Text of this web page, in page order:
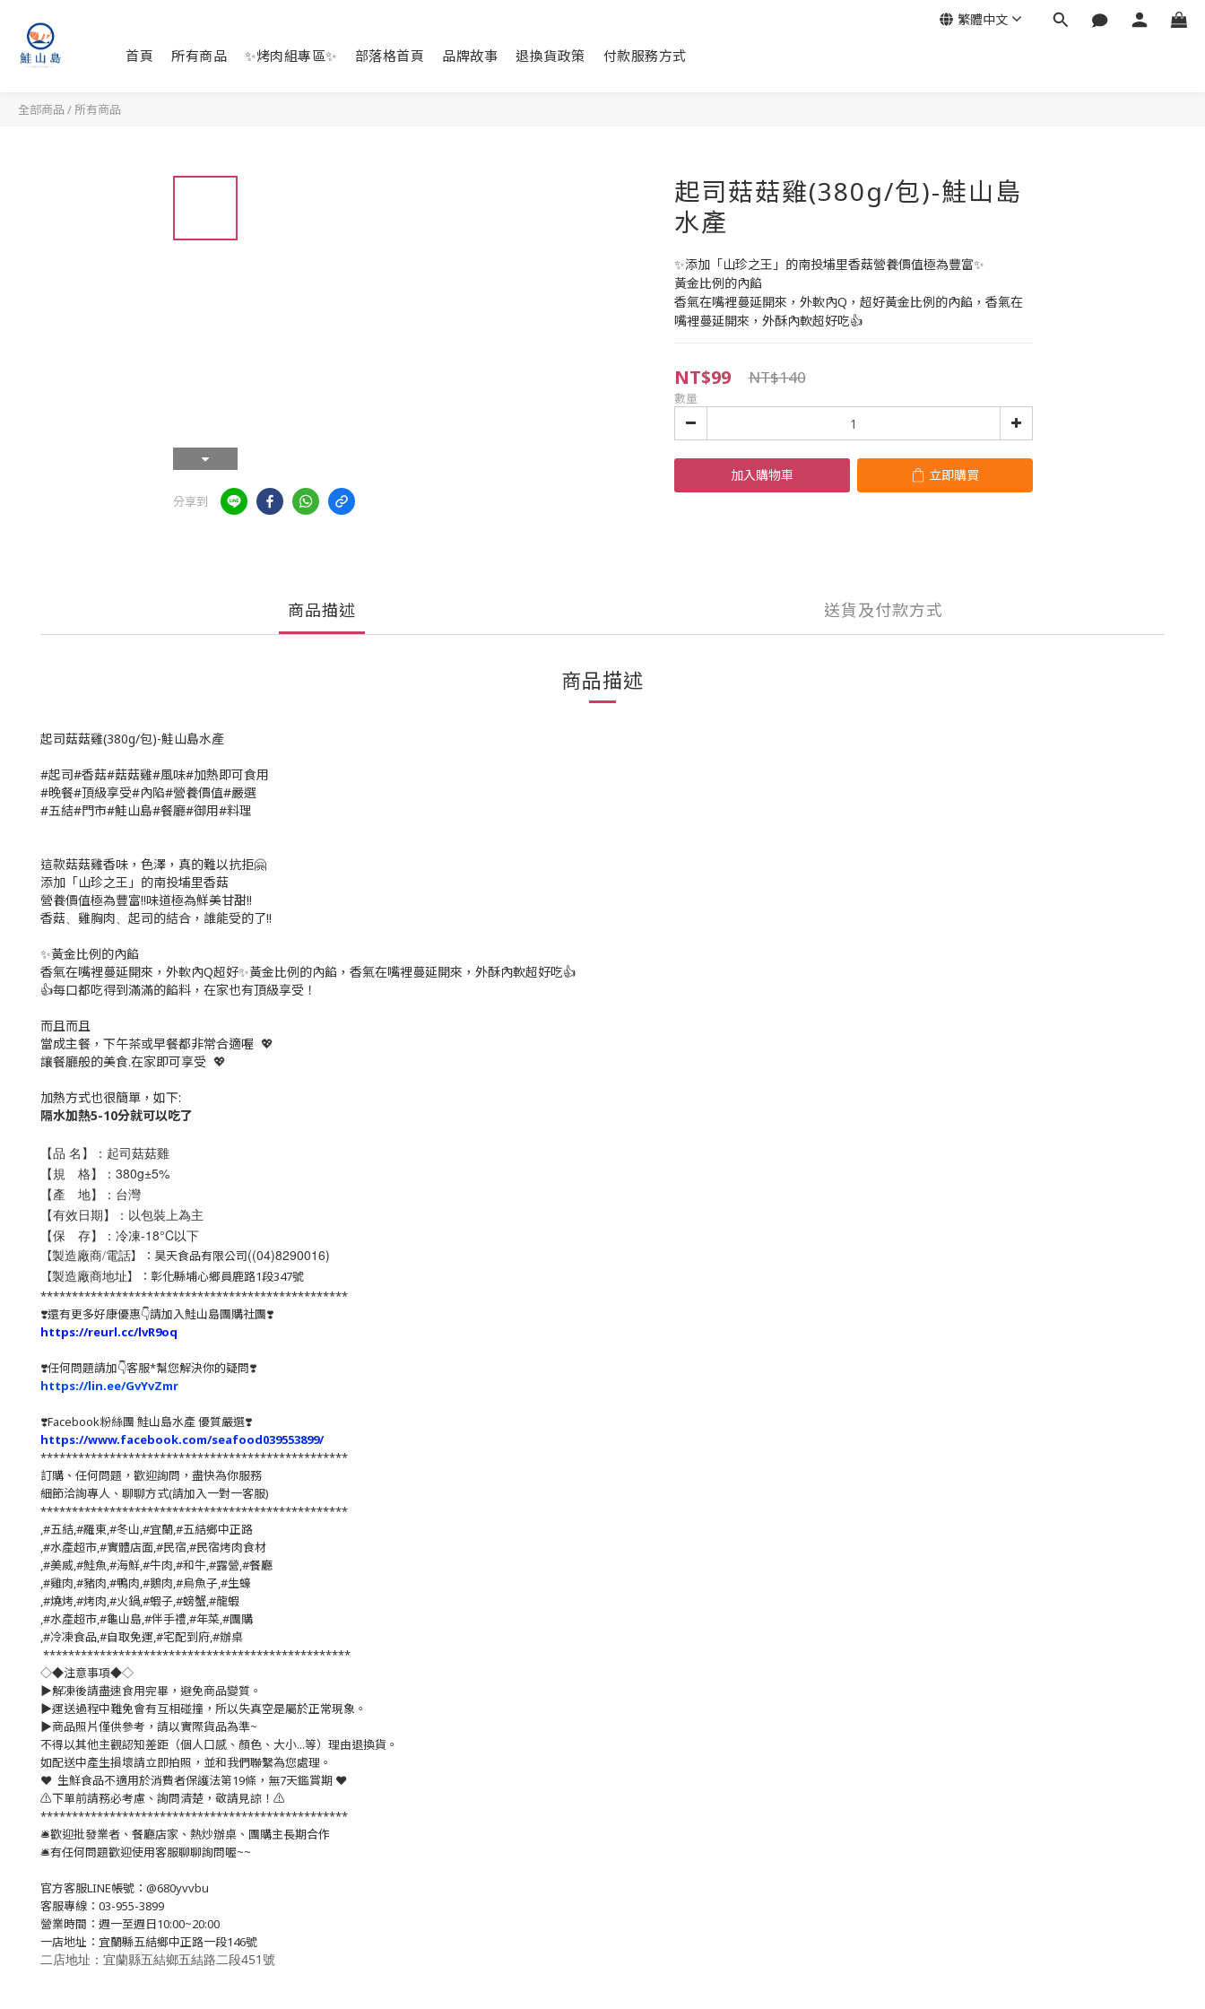
首頁 所有商品 ✨烤肉組專區✨ 部落格首頁 品牌故事 退換貨政策 付款服務方式
繁體中文
全部商品 / 所有商品
分享到
起司菇菇雞(380g/包)-鮭山島
水產
✨添加「山珍之王」的南投埔里香菇營養價值極為豐富✨
黃金比例的內餡
香氣在嘴裡蔓延開來，外軟內Q，超好黃金比例的內餡，香氣在
嘴裡蔓延開來，外酥內軟超好吃👍
NT$99 NT$140
數量
加入購物車 立即購買
商品描述 送貨及付款方式
商品描述
起司菇菇雞(380g/包)-鮭山島水產
#起司#香菇#菇菇雞#風味#加熱即可食用
#晚餐#頂級享受#內陷#營養價值#嚴選
#五結#門市#鮭山島#餐廳#御用#料理
這款菇菇雞香味，色澤，真的難以抗拒🤗
添加「山珍之王」的南投埔里香菇
營養價值極為豐富!!味道極為鮮美甘甜!!
香菇
雞胸肉 起司的結合，誰能受的了!!
✨黃金比例的內餡
香氣在嘴裡蔓延開來，外軟內Q超好✨黃金比例的內餡，香氣在嘴裡蔓延開來，外酥內軟超好吃👍
👍每口都吃得到滿滿的餡料，在家也有頂級享受！
而且而且
當成主餐，下午茶或早餐都非常合適喔 💖
讓餐廳般的美食.在家即可享受 💖
加熱方式也很簡單，如下:
隔水加熱5-10分就可以吃了
【品 名】：起司菇菇雞
【規 格】：380g±5%
【產 地】：台灣
【有效日期】：以包裝上為主
【保 存】：冷凍-18°C以下
【製造廠商/電話】：昊天食品有限公司((04)8290016)
【製造廠商地址】：彰化縣埔心鄉員鹿路1段347號
*************************************************
❣️還有更多好康優惠👇請加入鮭山島團購社團❣️
https://reurl.cc/lvR9oq
❣️任何問題請加👇客服*幫您解決你的疑問❣️
https://lin.ee/GvYvZmr
❣️Facebook粉絲團 鮭山島水產 優質嚴選❣️
https://www.facebook.com/seafood039553899/
*************************************************
訂購、任何問題，歡迎詢問，盡快為你服務
細節洽詢專人、聊聊方式(請加入一對一客服)
*************************************************
,#五結,#羅東,#冬山,#宜蘭,#五結鄉中正路
,#水產超市,#實體店面,#民宿,#民宿烤肉食材
,#美威,#鮭魚,#海鮮,#牛肉,#和牛,#露營,#餐廳
,#雞肉,#豬肉,#鴨肉,#鵝肉,#烏魚子,#生蠔
,#燒烤,#烤肉,#火鍋,#蝦子,#螃蟹,#龍蝦
,#水產超市,#龜山島,#伴手禮,#年菜,#團購
,#冷凍食品,#自取免運,#宅配到府,#辦桌
*************************************************
◇◆注意事項◆◇
▶️解凍後請盡速食用完畢，避免商品變質。
▶️運送過程中難免會有互相碰撞，所以失真空是屬於正常現象。
▶️商品照片僅供參考，請以實際貨品為準~
不得以其他主觀認知差距（個人口感、顏色、大小...等）理由退換貨。
如配送中產生損壞請立即拍照，並和我們聯繫為您處理。
❤️ 生鮮食品不適用於消費者保護法第19條，無7天鑑賞期 ❤️
⚠️下單前請務必考慮、詢問清楚，敬請見諒！⚠️
*************************************************
🛎歡迎批發業者、餐廳店家、熱炒辦桌、團購主長期合作
🛎有任何問題歡迎使用客服聊聊詢問喔~~
官方客服LINE帳號：@680yvvbu
客服專線：03-955-3899
營業時間：週一至週日10:00~20:00
一店地址：宜蘭縣五結鄉中正路一段146號
二店地址：宜蘭縣五結鄉五結路二段451號